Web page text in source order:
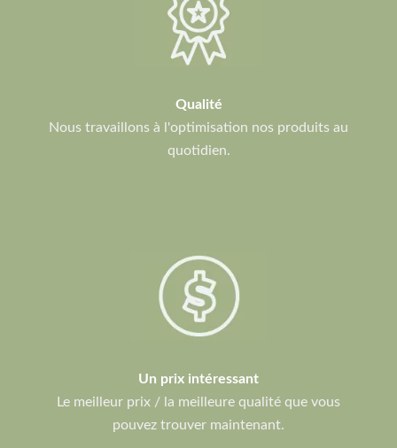
Qualité
Nous travaillons à l'optimisation nos produits au
quotidien.
Un prix intéressant
Le meilleur prix / la meilleure qualité que vous
pouvez trouver maintenant.